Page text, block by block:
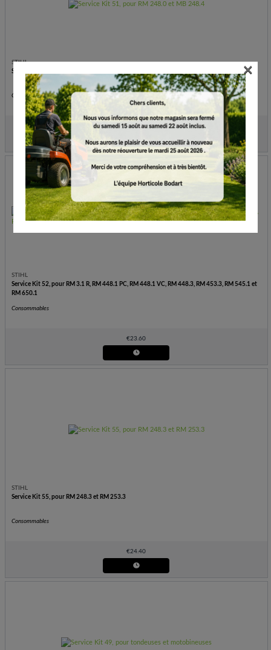
STIHL
Service Kit 51, pour RM 248.0 et MB 248.4
Consommables
€21.90
STIHL
Service Kit 52, pour RM 3.1 R, RM 448.1 PC, RM 448.1 VC, RM 448.3, RM 453.3, RM 545.1 et
RM 650.1
Consommables
€23.60
STIHL
Service Kit 55, pour RM 248.3 et RM 253.3
Consommables
€24.40
×